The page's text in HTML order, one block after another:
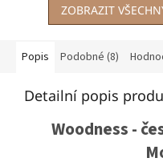
ZOBRAZIT
Popis Podobné (8)
Detailní popis
Woodness -